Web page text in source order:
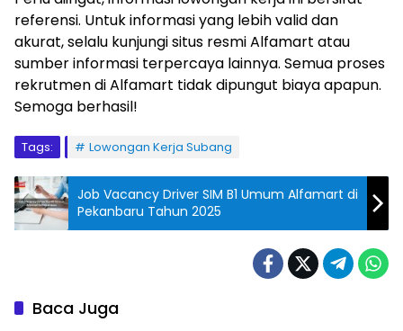
referensi. Untuk informasi yang lebih valid dan
akurat, selalu kunjungi situs resmi Alfamart atau
sumber informasi terpercaya lainnya. Semua proses
rekrutmen di Alfamart tidak dipungut biaya apapun.
Semoga berhasil!
Tags: Lowongan Kerja Subang
Job Vacancy Driver SIM B1 Umum Alfamart di
Pekanbaru Tahun 2025
Baca Juga